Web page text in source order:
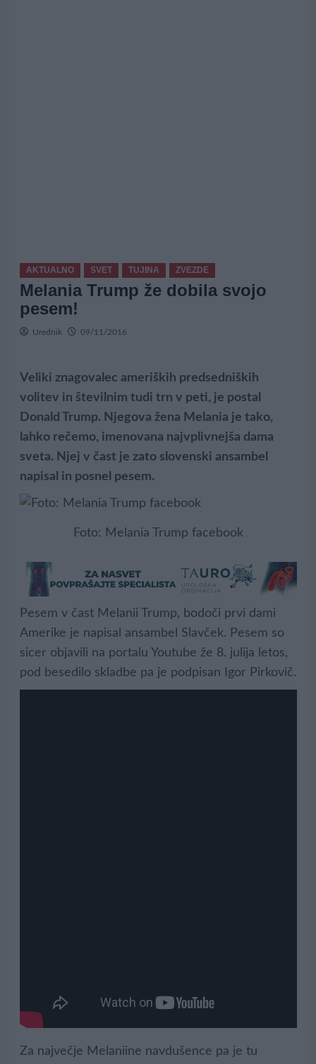
AKTUALNO SVET TUJINA ZVEZDE
Melania Trump že dobila svojo
pesem!
Urednik 09/11/2016
Veliki znagovalec ameriških predsedniških
volitev in številnim tudi trn v peti, je postal
Donald Trump. Njegova žena Melania je tako,
lahko rečemo, imenovana najvplivnejša dama
sveta. Njej v čast je zato slovenski ansambel
napisal in posnel pesem.
Foto: Melania Trump facebook
Pesem v čast Melanii Trump, bodoči prvi dami
Amerike je napisal ansambel Slavček. Pesem so
sicer objavili na portalu Youtube že 8. julija letos,
pod besedilo skladbe pa je podpisan Igor Pirkovič.
Za največje Melaniine navdušence pa je tu